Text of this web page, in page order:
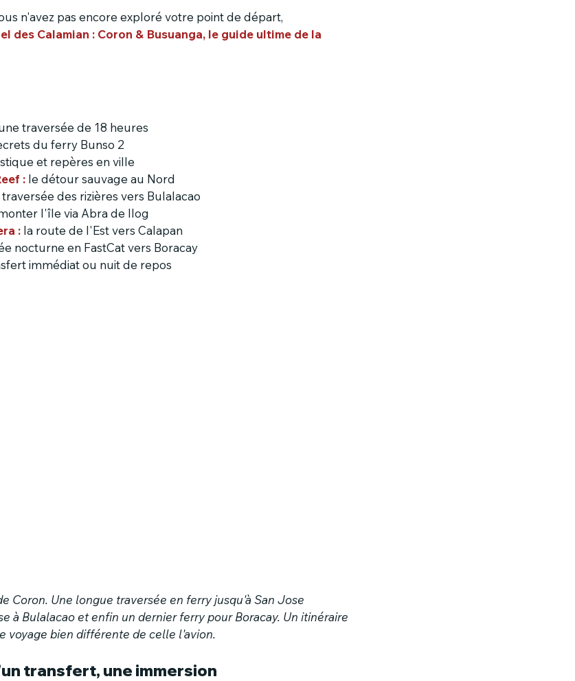
n'avez pas encore exploré votre point de départ,
des Calamian : Coron & Busuanga, le guide ultime de la
traversée de 18 heures
du ferry Bunso 2
et repères en ville
: le détour sauvage au Nord
traversée des rizières vers Bulalacao
l'île via Abra de Ilog
: la route de l'Est vers Calapan
nocturne en FastCat vers Boracay
immédiat ou nuit de repos
Coron. Une longue traversée en ferry jusqu'à San Jose
à Bulalacao et enfin un dernier ferry pour Boracay. Un itinéraire
voyage bien différente de celle l'avion.
transfert, une immersion